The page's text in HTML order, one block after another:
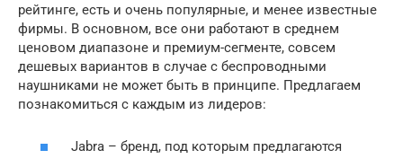
рейтинге, есть и очень популярные, и менее известные
фирмы. В основном, все они работают в среднем
ценовом диапазоне и премиум-сегменте, совсем
дешевых вариантов в случае с беспроводными
наушниками не может быть в принципе. Предлагаем
познакомиться с каждым из лидеров:
Jabra – бренд, под которым предлагаются